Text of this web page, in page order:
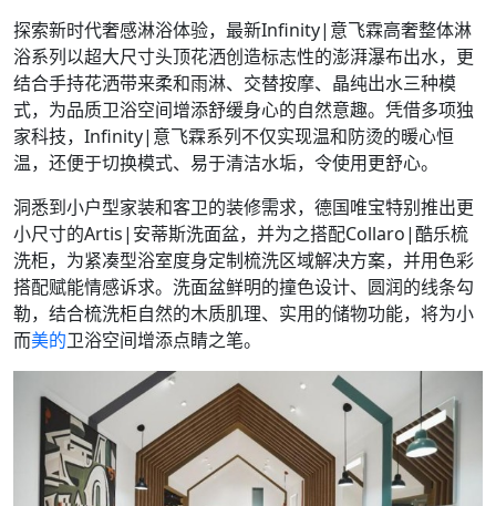
探索新时代奢感淋浴体验，最新Infinity|意飞霖高奢整体淋
浴系列以超大尺寸头顶花洒创造标志性的澎湃瀑布出水，更
结合手持花洒带来柔和雨淋、交替按摩、晶纯出水三种模
式，为品质卫浴空间增添舒缓身心的自然意趣。凭借多项独
家科技，Infinity|意飞霖系列不仅实现温和防烫的暖心恒
温，还便于切换模式、易于清洁水垢，令使用更舒心。
洞悉到小户型家装和客卫的装修需求，德国唯宝特别推出更
小尺寸的Artis|安蒂斯洗面盆，并为之搭配Collaro|酷乐梳
洗柜，为紧凑型浴室度身定制梳洗区域解决方案，并用色彩
搭配赋能情感诉求。洗面盆鲜明的撞色设计、圆润的线条勾
勒，结合梳洗柜自然的木质肌理、实用的储物功能，将为小
而美的卫浴空间增添点睛之笔。